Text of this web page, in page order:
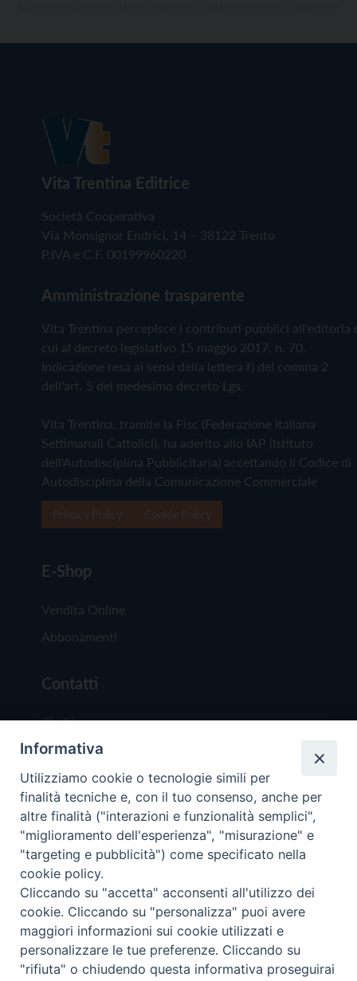
Vita Trentina Editrice
Società Cooperativa
Via Monsignor Endrici, 14 – 38122 Trento
P.IVA e C.F. 00199960220
Amministrazione trasparente
Vita Trentina percepisce i contributi pubblici all'editoria
cui al decreto legislativo 15 maggio 2017, n. 70.
Indicazione resa ai sensi della lettera f) del comma 2
dell'art. 5 del medesimo decreto Lgs.
Vita Trentina, tramite la Fisc (Federazione Italiana
Settimanali Cattolici), ha aderito allo IAP (Istituto
dell'Autodisciplina Pubblicitaria) accettando il Codice di
Autodisciplina della Comunicazione Commerciale
E-Shop
Vendita Online
Abbonamenti
Contatti
Chi Siamo
Redazione
Scrivici
Copyright © 2019 - Tutti i diritti riservati - Vita
Trentina Editrice
Privacy Policy
Torna
Informativa
Utilizziamo cookie o tecnologie simili per
finalità tecniche e, con il tuo consenso, anche per
altre finalità ("interazioni e funzionalità semplici",
"miglioramento dell'esperienza", "misurazione" e
"targeting e pubblicità") come specificato nella
cookie policy.
Cliccando su "accetta" acconsenti all'utilizzo dei
cookie. Cliccando su "personalizza" puoi avere
maggiori informazioni sui cookie utilizzati e
personalizzare le tue preferenze. Cliccando su
"rifiuta" o chiudendo questa informativa proseguirai